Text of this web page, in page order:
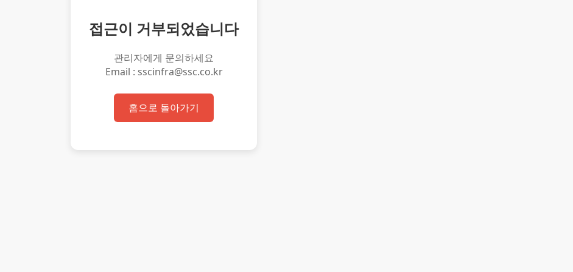
접근이 거부되었습니다
관리자에게 문의하세요
Email : sscinfra@ssc.co.kr
홈으로 돌아가기